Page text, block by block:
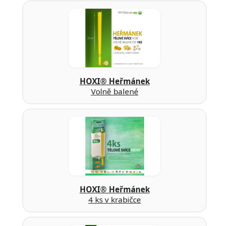
HOXI® Heřmánek
Volně balené
HOXI® Heřmánek
4 ks v krabičce